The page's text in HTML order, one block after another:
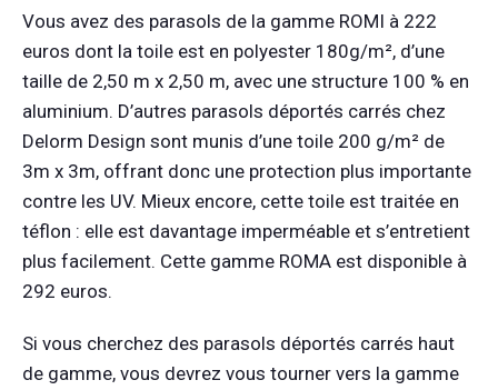
Vous avez des parasols de la gamme ROMI à 222
euros dont la toile est en polyester 180g/m², d’une
taille de 2,50 m x 2,50 m, avec une structure 100 % en
aluminium. D’autres parasols déportés carrés chez
Delorm Design sont munis d’une toile 200 g/m² de
3m x 3m, offrant donc une protection plus importante
contre les UV. Mieux encore, cette toile est traitée en
téflon : elle est davantage imperméable et s’entretient
plus facilement. Cette gamme ROMA est disponible à
292 euros.
Si vous cherchez des parasols déportés carrés haut
de gamme, vous devrez vous tourner vers la gamme